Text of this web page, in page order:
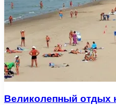
Великолепный отдых